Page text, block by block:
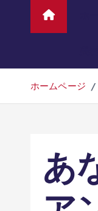
ホームページ
あ